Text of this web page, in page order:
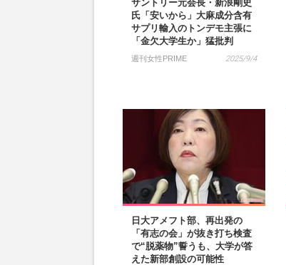
サントリー元会長・新浪剛史
氏「安いから」大麻成分含有
サプリ輸入のトンデモ主張に
「金欠大学生か」猛批判
週刊女性PRIME 2025/9/4
日大アメフト部、再出発の
「有志の会」が抜き打ち検査
で“脱薬物”誓うも、大学が答
えた新部創設の可能性